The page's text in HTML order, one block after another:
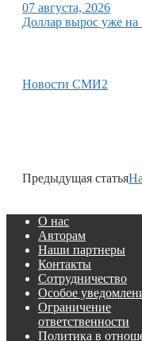
07 августа, 2026
Доллар вырос уже на
Новости СМИ2
Предыдущая статья
О нас
Авторам
Наши партнеры
Контакты
Сотрудничество
Особое
Ограничение
ответственности
Политика в